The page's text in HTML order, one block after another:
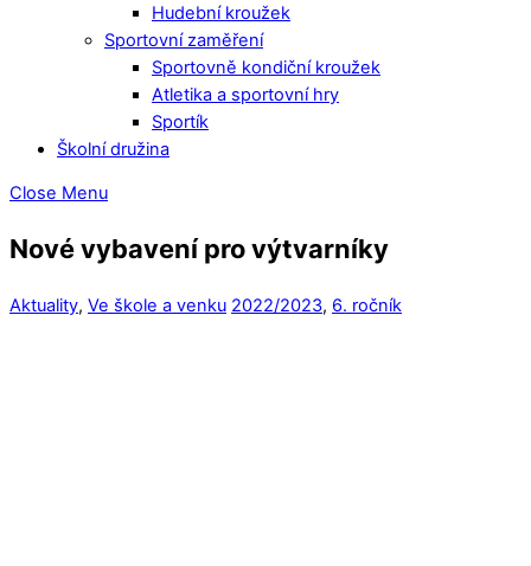
Hudební kroužek
Sportovní zaměření
Sportovně kondiční kroužek
Atletika a sportovní hry
Sportík
Školní družina
Close Menu
Nové vybavení pro výtvarníky
Aktuality, Ve škole a venku 2022/2023, 6. ročník